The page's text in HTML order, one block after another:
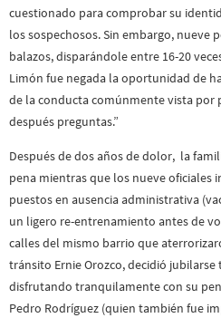
cuestionado para comprobar su
los sospechosos. Sin embargo, nueve
balazos, disparándole entre 16-20
Limón fue negada la oportunidad de
de la conducta comúnmente vista por
después preguntas.”
Después de dos años de dolor, la
pena mientras que los nueve
puestos en ausencia administrativa
un ligero re-entrenamiento antes de
calles del mismo barrio que
tránsito Ernie Orozco, decidió
disfrutando tranquilamente con su
Pedro Rodríguez (quien también fue